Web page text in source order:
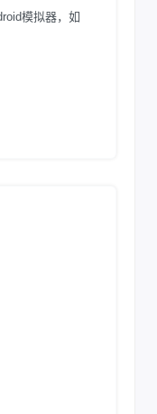
模拟器，如